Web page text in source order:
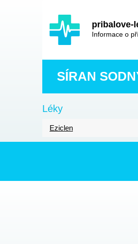
pribalove-
Informace o
Hlavní
navigace
SÍRAN
Léky
Eziclen